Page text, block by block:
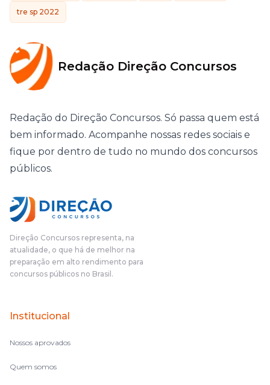
tre sp 2022
Redação Direção Concursos
Redação do Direção Concursos. Só passa quem está
bem informado. Acompanhe nossas redes sociais e
fique por dentro de tudo no mundo dos concursos
públicos.
Direção Concursos representa, na
atualidade, o que há de melhor na
preparação em alto rendimento para
concursos públicos no Brasil.
Institucional
Nossos aprovados
Quem somos